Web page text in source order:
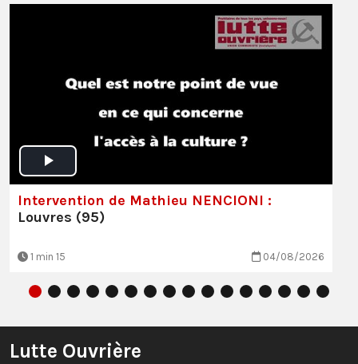
Intervention de Mathieu NENCIONI :
Louvres (95)
1 min 15 04/08/2026
Lutte Ouvrière